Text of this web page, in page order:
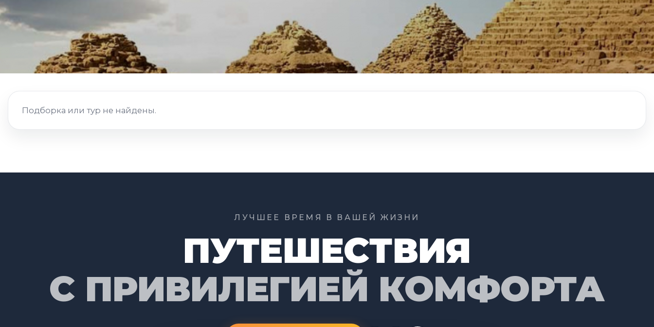
Подборка или тур не найдены.
ЛУЧШЕЕ ВРЕМЯ В ВАШЕЙ ЖИЗНИ
ПУТЕШЕСТВИЯ
С ПРИВИЛЕГИЕЙ КОМФОРТА